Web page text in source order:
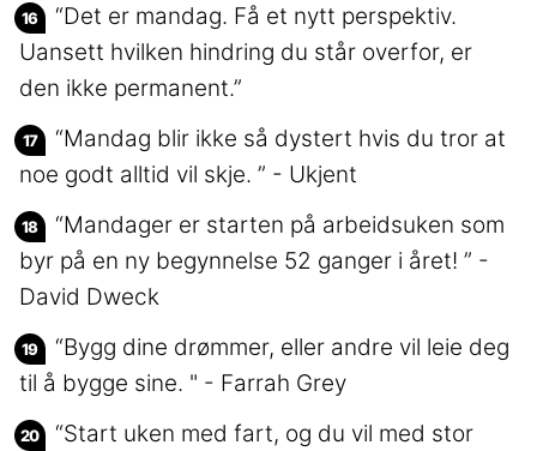
“Det er mandag. Få et nytt perspektiv.
Uansett hvilken hindring du står overfor, er
den ikke permanent.”
“Mandag blir ikke så dystert hvis du tror at
noe godt alltid vil skje. ” - Ukjent
“Mandager er starten på arbeidsuken som
byr på en ny begynnelse 52 ganger i året! ” -
David Dweck
“Bygg dine drømmer, eller andre vil leie deg
til å bygge sine. " - Farrah Grey
“Start uken med fart, og du vil med stor